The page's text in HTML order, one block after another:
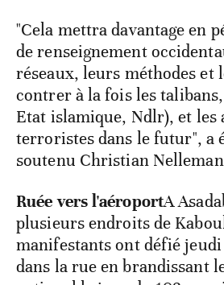
"Cela mettra davantage en
de renseignement
réseaux, leurs méthodes et
contrer à la fois les
Etat islamique, Ndlr), et les
terroristes dans le futur", a
soutenu Christian
Ruée vers l'aéroportA
plusieurs endroits de
manifestants ont défié
dans la rue en brandissant